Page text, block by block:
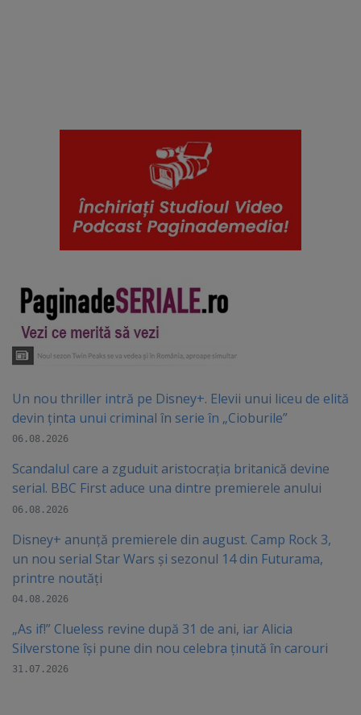
Un nou thriller intră pe Disney+. Elevii unui liceu de elită
devin ținta unui criminal în serie în „Cioburile”
06.08.2026
Scandalul care a zguduit aristocrația britanică devine
serial. BBC First aduce una dintre premierele anului
06.08.2026
Disney+ anunță premierele din august. Camp Rock 3,
un nou serial Star Wars și sezonul 14 din Futurama,
printre noutăți
04.08.2026
„As if!” Clueless revine după 31 de ani, iar Alicia
Silverstone își pune din nou celebra ținută în carouri
31.07.2026